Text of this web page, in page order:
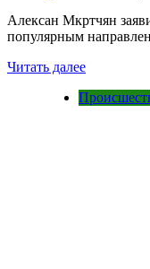
Алексан Мкртчян
популярным
Читать далее